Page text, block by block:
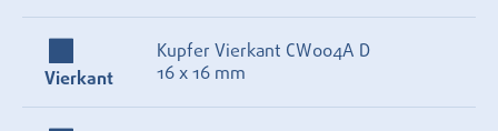
Vierkant
Kupfer Vierkant CW004A D
16 x 16 mm